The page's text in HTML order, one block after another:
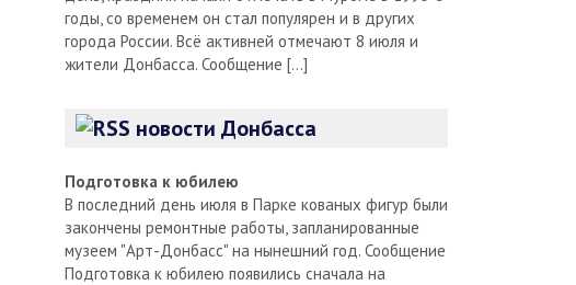
годы, со временем он стал популярен и в других
города России. Всё активней отмечают 8 июля и
жители Донбасса. Сообщение […]
новости Донбасса
Подготовка к юбилею
В последний день июля в Парке кованых фигур были
закончены ремонтные работы, запланированные
музеем "Арт-Донбасс" на нынешний год. Сообщение
Подготовка к юбилею появились сначала на